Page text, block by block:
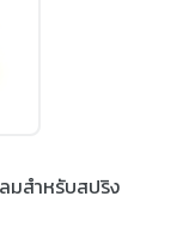
มสำหรับสปริง